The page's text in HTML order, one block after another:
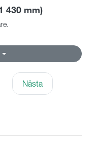
430 mm)
Nästa